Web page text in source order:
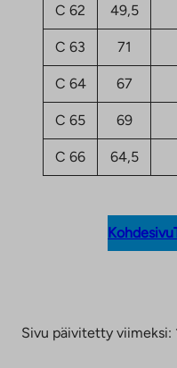
C 62 49,5
C 63 71
C 64 67
C 65 69
C 66 64,5
Kohdesivu
Sivu päivitetty viimeksi: